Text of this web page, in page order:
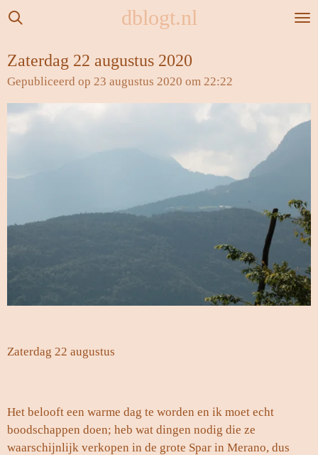
Ga
de
hoofdinhoud
dblogt.nl
Zaterdag 22 augustus 2020
Gepubliceerd op 23 augustus 2020 om 22:22
Zaterdag 22 augustus
Het belooft een warme dag te worden en ik moet echt
boodschappen doen; heb wat dingen nodig die ze
waarschijnlijk verkopen in de grote Spar in Merano, dus